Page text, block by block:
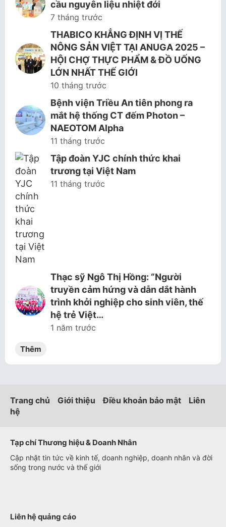
cầu nguyên liệu nhiệt đới
7 tháng trước
THABICO KHẲNG ĐỊNH VỊ THẾ
NÔNG SẢN VIỆT TẠI ANUGA 2025 –
HỘI CHỢ THỰC PHẨM & ĐỒ UỐNG
LỚN NHẤT THẾ GIỚI
10 tháng trước
Bệnh viện Triều An tiên phong ra
mắt hệ thống CT đếm Photon –
NAEOTOM Alpha
11 tháng trước
Tập đoàn YJC chính thức khai
trương tại Việt Nam
11 tháng trước
Thạc sỹ Ngô Thị Hồng: “Người
truyền cảm hứng và dẫn dắt hành
trình khởi nghiệp cho sinh viên, thế
hệ trẻ Việt…
1 năm trước
Thêm
Trang chủ Giới thiệu Điều khoản bảo mật
Liên
hệ
Tạp chí Thương hiệu & Doanh Nhân
Cập nhật tin tức về kinh tế, doanh nghiệp, doanh nhân và đời
sống trong nước và thế giới
Liên hệ quảng cáo